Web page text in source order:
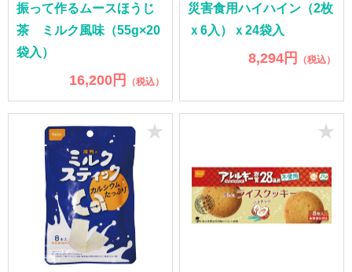
振って作るムースほうじ
茶 ミルク風味（55g×20
袋入）
16,200円 （税込）
災害食用ハイハイン（2枚
ｘ6入）ｘ24袋入
8,294円 （税込）
★ ★